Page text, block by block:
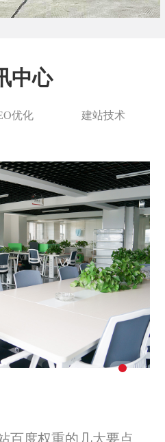
中心
建站技术
优化
百度权重的几大要点